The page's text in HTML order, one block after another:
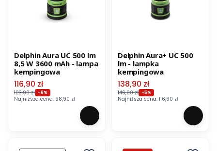
Delphin Aura UC 500 lm
8,5 W 3600 mAh - lampa
kempingowa
Cena promocyjna
116,90 zł
123,90 zł -6%
Najniższa cena: 98,90 zł
Delphin Aura+ UC 500
lm - lampka
kempingowa
Cena promocyjna
138,90 zł
146,90 zł -5%
Najniższa cena: 116,90 zł